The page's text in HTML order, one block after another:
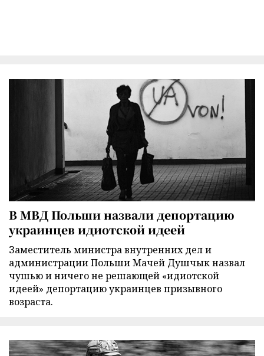
В МВД Польши назвали депортацию
украинцев идиотской идеей
Заместитель министра внутренних дел и
администрации Польши Мачей Душчык назвал
чушью и ничего не решающей «идиотской
идеей» депортацию украинцев призывного
возраста.